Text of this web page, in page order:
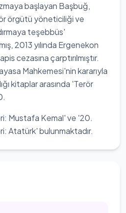
başlayan Başbuğ,
örgütü yöneticiliği ve
teşebbüs'
2013 yılında Ergenekon
cezasına çarptırılmıştır.
Mahkemesi'nin kararıyla
kitaplar arasında 'Terör
Mustafa Kemal' ve '20.
Atatürk' bulunmaktadır.